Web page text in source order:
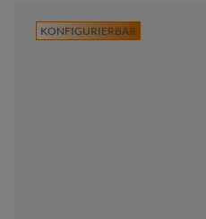
KONFIGURIERBAR